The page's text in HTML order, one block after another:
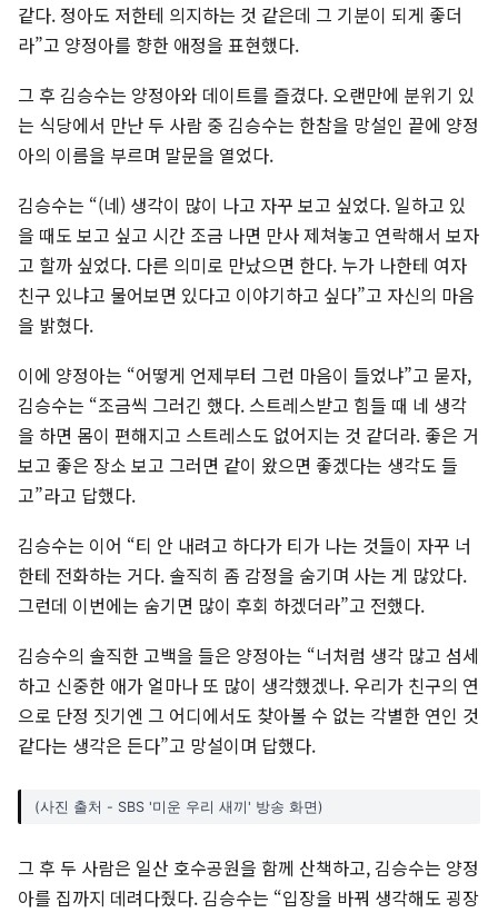
같다. 정아도 저한테 의지하는 것 같은데 그 기분이 되게 좋더
라”고 양정아를 향한 애정을 표현했다.
그 후 김승수는 양정아와 데이트를 즐겼다. 오랜만에 분위기 있
는 식당에서 만난 두 사람 중 김승수는 한참을 망설인 끝에 양정
아의 이름을 부르며 말문을 열었다.
김승수는 “(네) 생각이 많이 나고 자꾸 보고 싶었다. 일하고 있
을 때도 보고 싶고 시간 조금 나면 만사 제쳐놓고 연락해서 보자
고 할까 싶었다. 다른 의미로 만났으면 한다. 누가 나한테 여자
친구 있냐고 물어보면 있다고 이야기하고 싶다”고 자신의 마음
을 밝혔다.
이에 양정아는 “어떻게 언제부터 그런 마음이 들었냐”고 묻자,
김승수는 “조금씩 그러긴 했다. 스트레스받고 힘들 때 네 생각
을 하면 몸이 편해지고 스트레스도 없어지는 것 같더라. 좋은 거
보고 좋은 장소 보고 그러면 같이 왔으면 좋겠다는 생각도 들
고”라고 답했다.
김승수는 이어 “티 안 내려고 하다가 티가 나는 것들이 자꾸 너
한테 전화하는 거다. 솔직히 좀 감정을 숨기며 사는 게 많았다.
그런데 이번에는 숨기면 많이 후회 하겠더라”고 전했다.
김승수의 솔직한 고백을 들은 양정아는 “너처럼 생각 많고 섬세
하고 신중한 애가 얼마나 또 많이 생각했겠나. 우리가 친구의 연
으로 단정 짓기엔 그 어디에서도 찾아볼 수 없는 각별한 연인 것
같다는 생각은 든다”고 망설이며 답했다.
(사진 출처 - SBS '미운 우리 새끼' 방송 화면)
그 후 두 사람은 일산 호수공원을 함께 산책하고, 김승수는 양정
아를 집까지 데려다줬다. 김승수는 “입장을 바꿔 생각해도 굉장